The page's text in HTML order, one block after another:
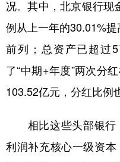
况。其中，北京银行现
例从上一年的30.01%
前列；总资产已超过
了“中期+年度”两次分
103.52亿元，分红比例
相比这些头部银行
利润补充核心一级资